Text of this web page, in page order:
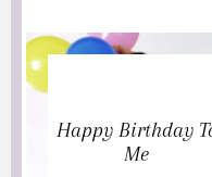
Happy Birthday
Me